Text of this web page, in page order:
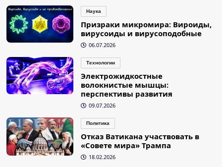
Наука
Призраки микромира: Вироиды,
вирусоиды и вирусоподобные
06.07.2026
Технологии
Электрожидкостные
волокнистые мышцы:
перспективы развития
09.07.2026
Политика
Отказ Ватикана участвовать в
«Совете мира» Трампа
18.02.2026